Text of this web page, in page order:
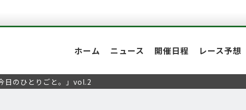
ホーム ニュース 開催日程 レース予想
日のひとりごと。」vol.2